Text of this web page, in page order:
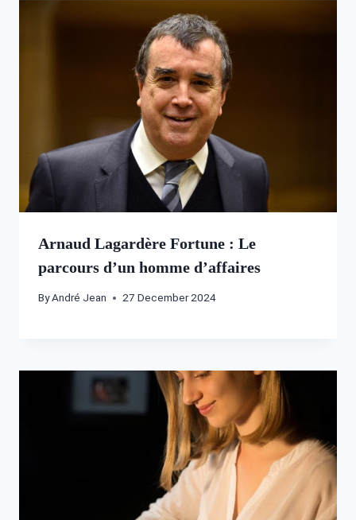
Arnaud Lagardère Fortune : Le
parcours d’un homme d’affaires
ByAndré Jean 27 December 2024